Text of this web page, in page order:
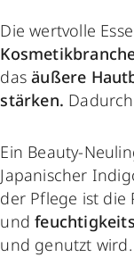
Die wertvolle
dasäußere
stärken.
Ein Beauty-
Japanischer
der Pflege ist
und
und genutzt wird.